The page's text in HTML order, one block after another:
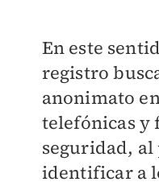
En este
registro
anonimato
telefónicas y
seguridad,
identificar a